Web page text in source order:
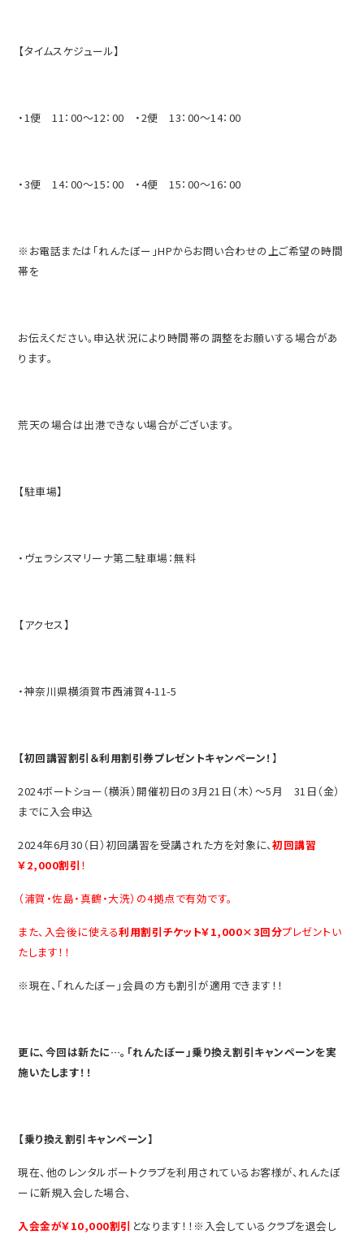
【タイムスケジュール】
・1便 11：00～12：00 ・2便 13：00～14：00
・3便 14：00～15：00 ・4便 15：00～16：00
※お電話または「れんたぼー」HPからお問い合わせの上ご希望の時間
帯を
お伝えください。申込状況により時間帯の調整をお願いする場合があ
ります。
荒天の場合は出港できない場合がございます。
【駐車場】
・ヴェラシスマリーナ第二駐車場：無料
【アクセス】
・神奈川県横須賀市西浦賀4-11-5
【初回講習割引＆利用割引券プレゼントキャンペーン！ 】
2024ボートショー（横浜）開催初日の3月21日（木）～5月 31日（金）
までに入会申込
2024年6月30（日）初回講習を受講された方を対象に、初回講習
￥2,000割引 ！
（浦賀・佐島・真鶴・大洗）の4拠点で有効です。
また、入会後に使える利用割引チケット￥1,000×3回分プレゼントい
たします！！
※現在、「れんたぼー」会員の方も割引が適用できます！！
更に、今回は新たに…。「れんたぼー」乗り換え割引キャンペーンを実
施いたします！！
【乗り換え割引キャンペーン】
現在、他のレンタルボートクラブを利用されているお客様が、れんたぼ
ーに新規入会した場合、
入会金が￥10,000割引 となります！！※入会しているクラブを退会し